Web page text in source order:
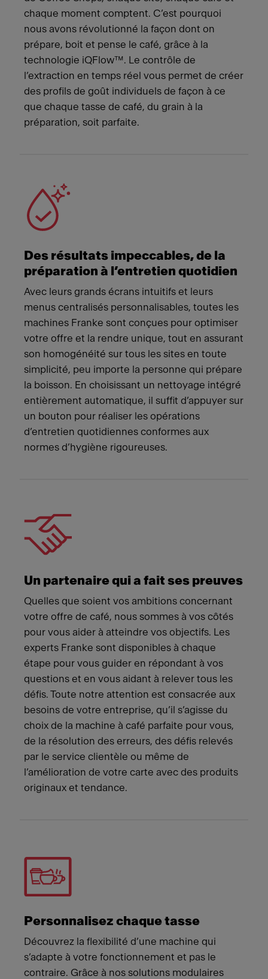
chaque moment comptent. C’est pourquoi
nous avons révolutionné la façon dont on
prépare, boit et pense le café, grâce à la
technologie iQFlow™. Le contrôle de
l’extraction en temps réel vous permet de créer
des profils de goût individuels de façon à ce
que chaque tasse de café, du grain à la
préparation, soit parfaite.
Des résultats impeccables, de la
préparation à l’entretien quotidien
Avec leurs grands écrans intuitifs et leurs
menus centralisés personnalisables, toutes les
machines Franke sont conçues pour optimiser
votre offre et la rendre unique, tout en assurant
son homogénéité sur tous les sites en toute
simplicité, peu importe la personne qui prépare
la boisson. En choisissant un nettoyage intégré
entièrement automatique, il suffit d’appuyer sur
un bouton pour réaliser les opérations
d’entretien quotidiennes conformes aux
normes d’hygiène rigoureuses.
Un partenaire qui a fait ses preuves
Quelles que soient vos ambitions concernant
votre offre de café, nous sommes à vos côtés
pour vous aider à atteindre vos objectifs. Les
experts Franke sont disponibles à chaque
étape pour vous guider en répondant à vos
questions et en vous aidant à relever tous les
défis. Toute notre attention est consacrée aux
besoins de votre entreprise, qu’il s’agisse du
choix de la machine à café parfaite pour vous,
de la résolution des erreurs, des défis relevés
par le service clientèle ou même de
l’amélioration de votre carte avec des produits
originaux et tendance.
Personnalisez chaque tasse
Découvrez la flexibilité d’une machine qui
s’adapte à votre fonctionnement et pas le
contraire. Grâce à nos solutions modulaires